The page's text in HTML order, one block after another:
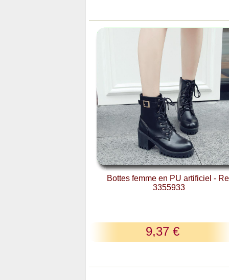
Bottes femme en PU artificiel -
3355933
9,37 €